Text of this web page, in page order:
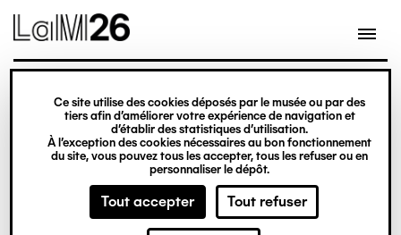
Gestion des cookies
Ce site utilise des cookies déposés par le musée ou par des
tiers afin d’améliorer votre expérience de navigation et
d’établir des statistiques d’utilisation.
À l’exception des cookies nécessaires au bon fonctionnement
du site, vous pouvez tous les accepter, tous les refuser ou en
personnaliser le dépôt.
Tout accepter Tout refuser
contenu